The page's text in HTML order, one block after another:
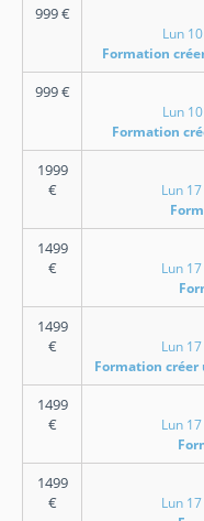
999€
Lun
Formation
999€
Lun
Formation
1999
€
Lun
1499
€
Lun
1499
€
Lun
Formation créer
1499
€
Lun
1499
€
Lun